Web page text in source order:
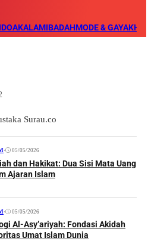
DOAKALAMIBADAHMODE & GAYA
Surau.co
• 05/05/2026
dan Hakikat: Dua Sisi Mata Uang
Ajaran Islam
• 05/05/2026
Al-Asy’ariyah: Fondasi Akidah
Umat Islam Dunia